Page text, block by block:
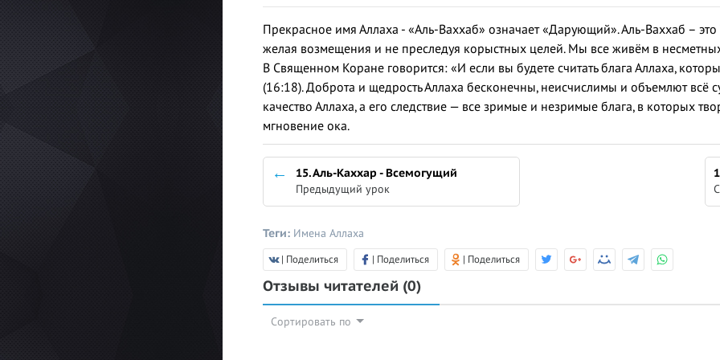
Прекрасное имя Аллаха - «Аль-Ваххаб» означает «Дарующий». Аль-Ваххаб – это
желая возмещения и не преследуя корыстных целей. Мы все живём в
В Священном Коране говорится: «И если вы будете считать блага Аллаха,
(16:18). Доброта и щедрость Аллаха бесконечны, неисчислимы и объемлют всё
качество Аллаха, а его следствие — все зримые и незримые блага, в которых
мгновение ока.
15. Аль-Каххар - Всемогущий
Предыдущий урок
Теги: Имена Аллаха
| Поделиться | Поделиться | Поделиться
Отзывы читателей (0)
Сортировать по